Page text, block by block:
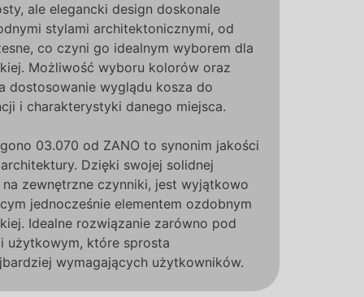
ale elegancki design doskonale
stylami architektonicznymi, od
co czyni go idealnym wyborem dla
Możliwość wyboru kolorów oraz
dostosowanie wyglądu kosza do
i charakterystyki danego miejsca.
03.070 od ZANO to synonim jakości
Dzięki swojej solidnej
zewnętrzne czynniki, jest wyjątkowo
jednocześnie elementem ozdobnym
Idealne rozwiązanie zarówno pod
użytkowym, które sprosta
wymagających użytkowników.